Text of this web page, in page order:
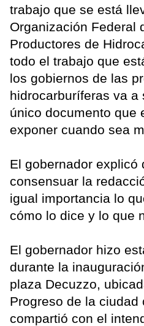
trabajo que se está
Organización Federal
Productores de
todo el trabajo que
los gobiernos de las
hidrocarburíferas va a
único documento que
exponer cuando sea
El gobernador explicó
consensuar la
igual importancia lo
cómo lo dice y lo que
El gobernador hizo
durante la
plaza Decuzzo,
Progreso de la ciudad
compartió con el